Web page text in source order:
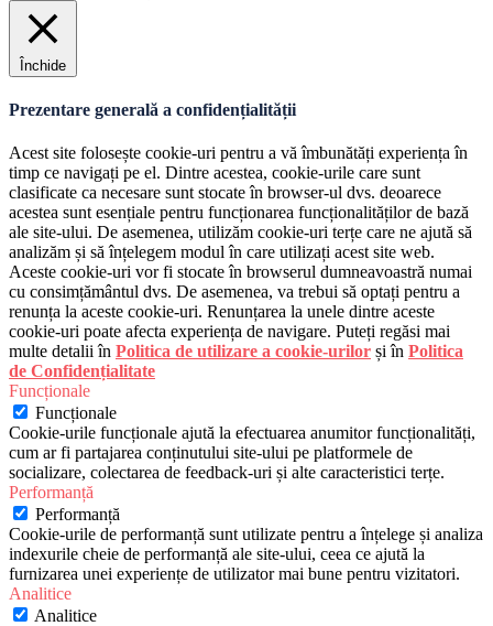
Închide
Prezentare generală a confidențialității
Acest site folosește cookie-uri pentru a vă îmbunătăți experiența în
timp ce navigați pe el. Dintre acestea, cookie-urile care sunt
clasificate ca necesare sunt stocate în browser-ul dvs. deoarece
acestea sunt esențiale pentru funcționarea funcționalităților de bază
ale site-ului. De asemenea, utilizăm cookie-uri terțe care ne ajută să
analizăm și să înțelegem modul în care utilizați acest site web.
Aceste cookie-uri vor fi stocate în browserul dumneavoastră numai
cu consimțământul dvs. De asemenea, va trebui să optați pentru a
renunța la aceste cookie-uri. Renunțarea la unele dintre aceste
cookie-uri poate afecta experiența de navigare. Puteți regăsi mai
multe detalii în Politica de utilizare a cookie-urilor și în Politica
de Confidențialitate
Funcționale
Funcționale
Cookie-urile funcționale ajută la efectuarea anumitor funcționalități,
cum ar fi partajarea conținutului site-ului pe platformele de
socializare, colectarea de feedback-uri și alte caracteristici terțe.
Performanță
Performanță
Cookie-urile de performanță sunt utilizate pentru a înțelege și analiza
indexurile cheie de performanță ale site-ului, ceea ce ajută la
furnizarea unei experiențe de utilizator mai bune pentru vizitatori.
Analitice
Analitice